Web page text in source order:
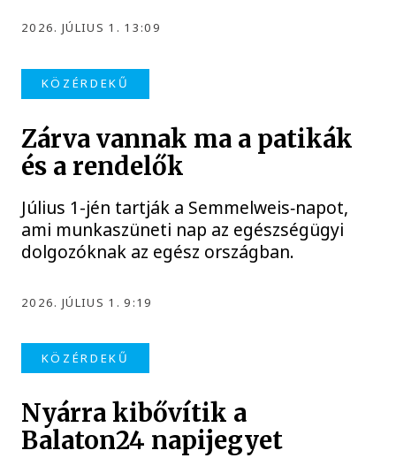
2026. JÚLIUS 1. 13:09
KÖZÉRDEKŰ
Zárva vannak ma a patikák
és a rendelők
Július 1-jén tartják a Semmelweis‑napot,
ami munkaszüneti nap az egészségügyi
dolgozóknak az egész országban.
2026. JÚLIUS 1. 9:19
KÖZÉRDEKŰ
Nyárra kibővítik a
Balaton24 napijegyet